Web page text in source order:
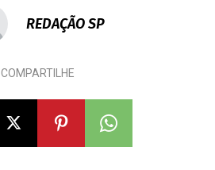
REDAÇÃO SP
COMPARTILHE